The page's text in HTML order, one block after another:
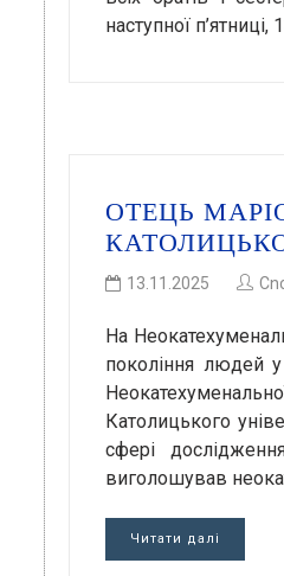
наступної
ОТЕЦЬ
13.11.2025
На
покоління людей
Католицького
сфері
виголошував
Читати далі